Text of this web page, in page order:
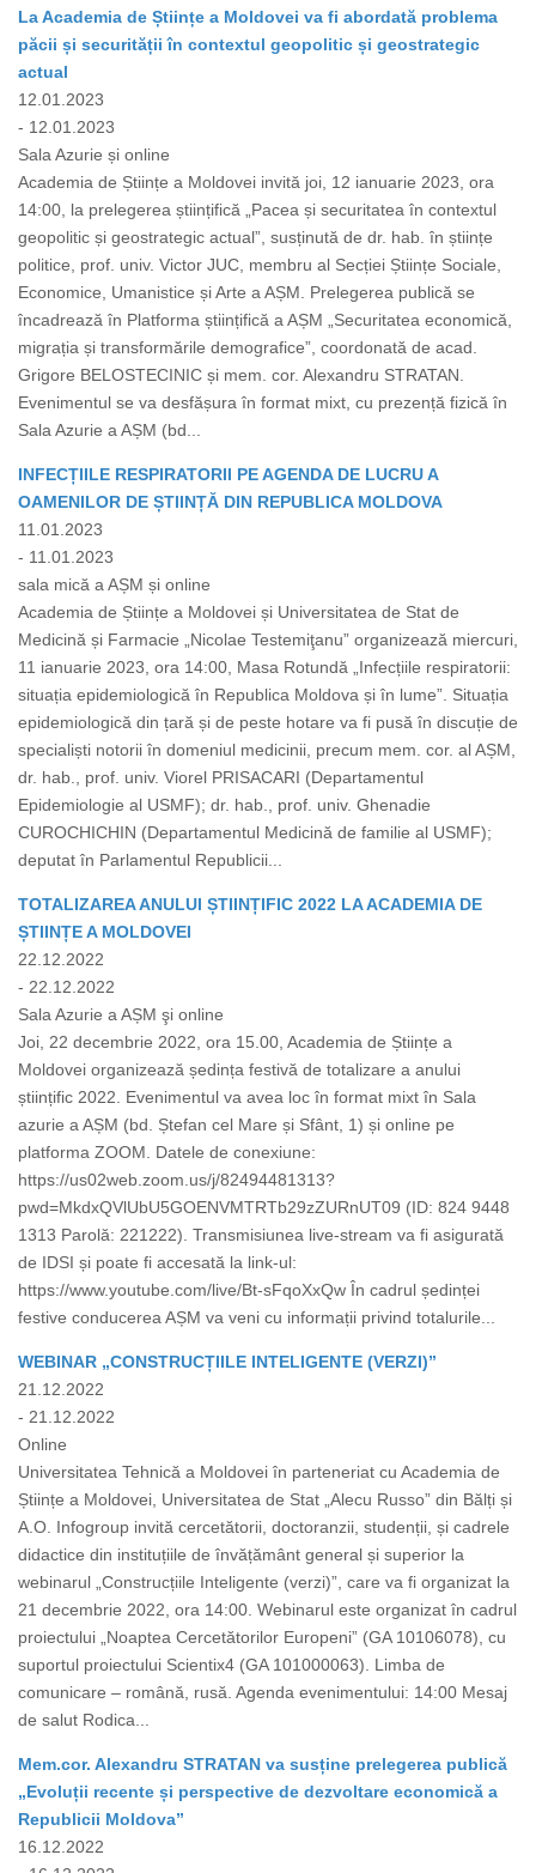
La Academia de Științe a Moldovei va fi abordată problema
păcii și securității în contextul geopolitic și geostrategic
actual
12.01.2023
- 12.01.2023
Sala Azurie și online
Academia de Științe a Moldovei invită joi, 12 ianuarie 2023, ora
14:00, la prelegerea științifică „Pacea și securitatea în contextul
geopolitic și geostrategic actual”, susținută de dr. hab. în științe
politice, prof. univ. Victor JUC, membru al Secției Științe Sociale,
Economice, Umanistice și Arte a AȘM. Prelegerea publică se
încadrează în Platforma științifică a AȘM „Securitatea economică,
migrația și transformările demografice”, coordonată de acad.
Grigore BELOSTECINIC și mem. cor. Alexandru STRATAN.
Evenimentul se va desfășura în format mixt, cu prezență fizică în
Sala Azurie a AȘM (bd...
INFECȚIILE RESPIRATORII PE AGENDA DE LUCRU A
OAMENILOR DE ȘTIINȚĂ DIN REPUBLICA MOLDOVA
11.01.2023
- 11.01.2023
sala mică a AȘM și online
Academia de Științe a Moldovei și Universitatea de Stat de
Medicină și Farmacie „Nicolae Testemiţanu” organizează miercuri,
11 ianuarie 2023, ora 14:00, Masa Rotundă „Infecțiile respiratorii:
situația epidemiologică în Republica Moldova și în lume”. Situația
epidemiologică din țară și de peste hotare va fi pusă în discuție de
specialiști notorii în domeniul medicinii, precum mem. cor. al AȘM,
dr. hab., prof. univ. Viorel PRISACARI (Departamentul
Epidemiologie al USMF); dr. hab., prof. univ. Ghenadie
CUROCHICHIN (Departamentul Medicină de familie al USMF);
deputat în Parlamentul Republicii...
TOTALIZAREA ANULUI ȘTIINȚIFIC 2022 LA ACADEMIA DE
ȘTIINȚE A MOLDOVEI
22.12.2022
- 22.12.2022
Sala Azurie a AȘM şi online
Joi, 22 decembrie 2022, ora 15.00, Academia de Științe a
Moldovei organizează ședința festivă de totalizare a anului
științific 2022. Evenimentul va avea loc în format mixt în Sala
azurie a AȘM (bd. Ștefan cel Mare și Sfânt, 1) și online pe
platforma ZOOM. Datele de conexiune:
https://us02web.zoom.us/j/82494481313?
pwd=MkdxQVlUbU5GOENVMTRTb29zZURnUT09 (ID: 824 9448
1313 Parolă: 221222). Transmisiunea live-stream va fi asigurată
de IDSI și poate fi accesată la link-ul:
https://www.youtube.com/live/Bt-sFqoXxQw În cadrul ședinței
festive conducerea AȘM va veni cu informații privind totalurile...
WEBINAR „CONSTRUCȚIILE INTELIGENTE (VERZI)”
21.12.2022
- 21.12.2022
Online
Universitatea Tehnică a Moldovei în parteneriat cu Academia de
Științe a Moldovei, Universitatea de Stat „Alecu Russo” din Bălți și
A.O. Infogroup invită cercetătorii, doctoranzii, studenții, și cadrele
didactice din instituțiile de învățământ general și superior la
webinarul „Construcțiile Inteligente (verzi)”, care va fi organizat la
21 decembrie 2022, ora 14:00. Webinarul este organizat în cadrul
proiectului „Noaptea Cercetătorilor Europeni” (GA 10106078), cu
suportul proiectului Scientix4 (GA 101000063). Limba de
comunicare – română, rusă. Agenda evenimentului: 14:00 Mesaj
de salut Rodica...
Mem.cor. Alexandru STRATAN va susține prelegerea publică
„Evoluții recente și perspective de dezvoltare economică a
Republicii Moldova”
16.12.2022